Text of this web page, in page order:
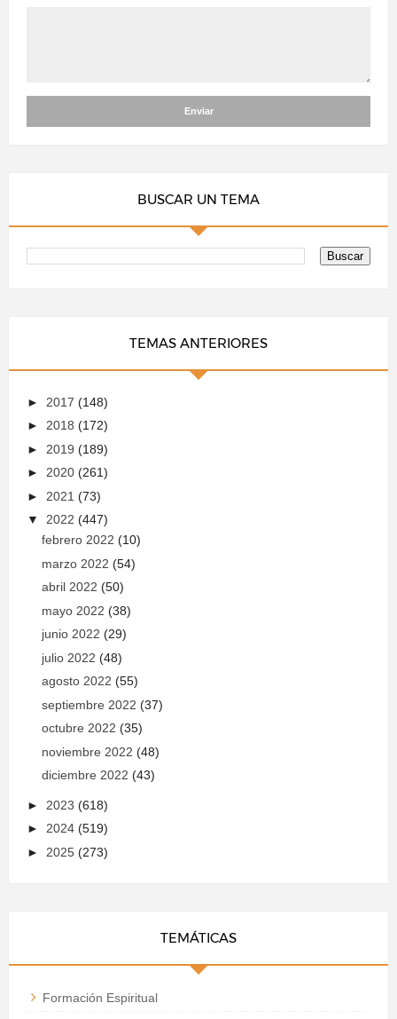
BUSCAR UN TEMA
TEMAS ANTERIORES
► 2017 (148)
► 2018 (172)
► 2019 (189)
► 2020 (261)
► 2021 (73)
▼ 2022 (447)
febrero 2022 (10)
marzo 2022 (54)
abril 2022 (50)
mayo 2022 (38)
junio 2022 (29)
julio 2022 (48)
agosto 2022 (55)
septiembre 2022 (37)
octubre 2022 (35)
noviembre 2022 (48)
diciembre 2022 (43)
► 2023 (618)
► 2024 (519)
► 2025 (273)
TEMÁTICAS
Formación Espiritual